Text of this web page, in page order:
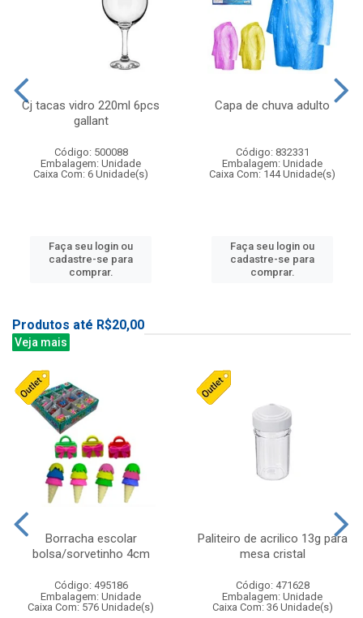
Cj tacas vidro 220ml 6pcs
gallant
Código: 500088
Embalagem: Unidade
Caixa Com: 6 Unidade(s)
Faça seu login ou
cadastre-se para
comprar.
Capa de chuva adulto
Código: 832331
Embalagem: Unidade
Caixa Com: 144 Unidade(s)
Faça seu login ou
cadastre-se para
comprar.
Produtos até R$20,00
Veja mais
Borracha escolar
bolsa/sorvetinho 4cm
Código: 495186
Embalagem: Unidade
Caixa Com: 576 Unidade(s)
Paliteiro de acrilico 13g para
mesa cristal
Código: 471628
Embalagem: Unidade
Caixa Com: 36 Unidade(s)